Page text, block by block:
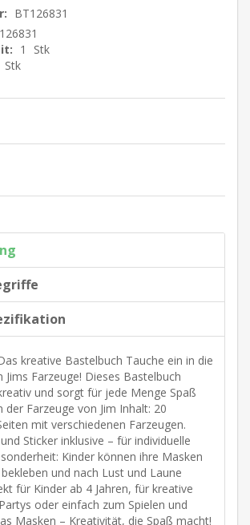
BT126831
1
Stk
Stk
kreative Bastelbuch Tauche ein in die
Farzeuge! Dieses Bastelbuch
und sorgt für jede Menge Spaß
der Farzeuge von Jim Inhalt: 20
mit verschiedenen Farzeugen.
Sticker inklusive – für individuelle
Kinder können ihre Masken
und nach Lust und Laune
für Kinder ab 4 Jahren, für kreative
oder einfach zum Spielen und
Masken – Kreativität, die Spaß macht!